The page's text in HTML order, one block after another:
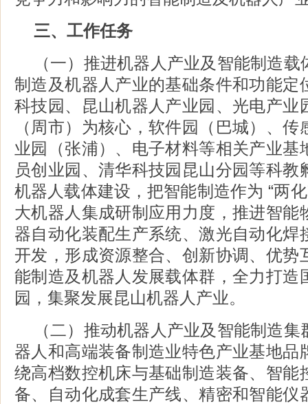
三、工作任务
（一）推进机器人产业及智能制造
制造及机器人产业的基础条件和功能定
科技园、昆山机器人产业园、光电产业
（周市）为核心，软件园（巴城）、
业园（张浦）、电子材料等相关产业基
员创业园、清华科技园昆山分园等科教
机器人载体建设，把智能制造作为 “两
大机器人集成研制应用力度，推进智能
器自动化装配生产系统、激光自动化焊
开发，形成资源整合、创新协调、优势
能制造及机器人发展载体群，全力打造
园，集聚发展昆山机器人产业。
（二）推动机器人产业及智能制造
器人和高端装备制造业特色产业基地品
绕高档数控机床与基础制造装备、智能
备、自动化成套生产线、精密和智能仪